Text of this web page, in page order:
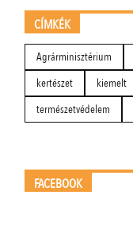
CÍMKÉK
Agrárminisztérium
kertészet
kiemelt
természetvédelem
FACEBOOK